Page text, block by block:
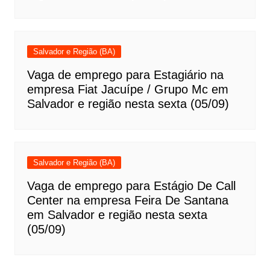
Salvador e Região (BA)
Vaga de emprego para Estagiário na
empresa Fiat Jacuípe / Grupo Mc em
Salvador e região nesta sexta (05/09)
Salvador e Região (BA)
Vaga de emprego para Estágio De Call
Center na empresa Feira De Santana
em Salvador e região nesta sexta
(05/09)